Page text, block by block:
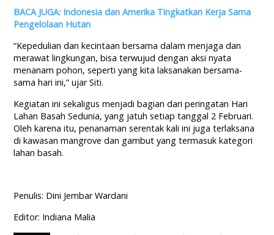
BACA JUGA: Indonesia dan Amerika Tingkatkan Kerja Sama
Pengelolaan Hutan
“Kepedulian dan kecintaan bersama dalam menjaga dan
merawat lingkungan, bisa terwujud dengan aksi nyata
menanam pohon, seperti yang kita laksanakan bersama-
sama hari ini,” ujar Siti.
Kegiatan ini sekaligus menjadi bagian dari peringatan Hari
Lahan Basah Sedunia, yang jatuh setiap tanggal 2 Februari.
Oleh karena itu, penanaman serentak kali ini juga terlaksana
di kawasan mangrove dan gambut yang termasuk kategori
lahan basah.
Penulis: Dini Jembar Wardani
Editor: Indiana Malia